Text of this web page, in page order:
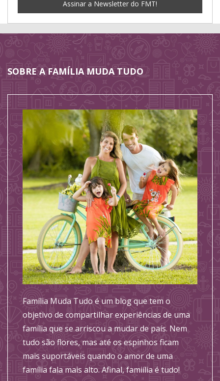
SOBRE A FAMÍLIA MUDA TUDO
Família Muda Tudo é um blog que tem o
objetivo de compartilhar experiências de uma
família que se arriscou a mudar de país. Nem
tudo são flores, mas até os espinhos ficam
mais suportáveis quando o amor de uma
família fala mais alto. Afinal, famiília é tudo!